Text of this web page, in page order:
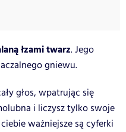
łzami twarz. Jego
gniewu.
głos, wpatrując się
i liczysz tylko swoje
ważniejsze są cyferki